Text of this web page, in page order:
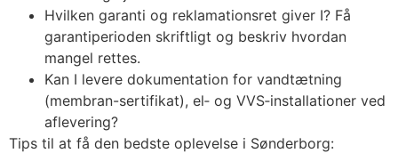
Hvilken garanti og reklamationsret giver I? Få
garantiperioden skriftligt og beskriv hvordan
mangel rettes.
Kan I levere dokumentation for vandtætning
(membran-sertifikat), el‑ og VVS‑installationer ved
aflevering?
Tips til at få den bedste oplevelse i Sønderborg: